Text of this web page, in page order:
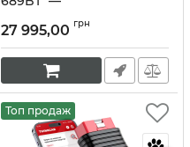
автосканер с
обновлениями
Артикул:10233
27 995,00 грн
Топ продаж